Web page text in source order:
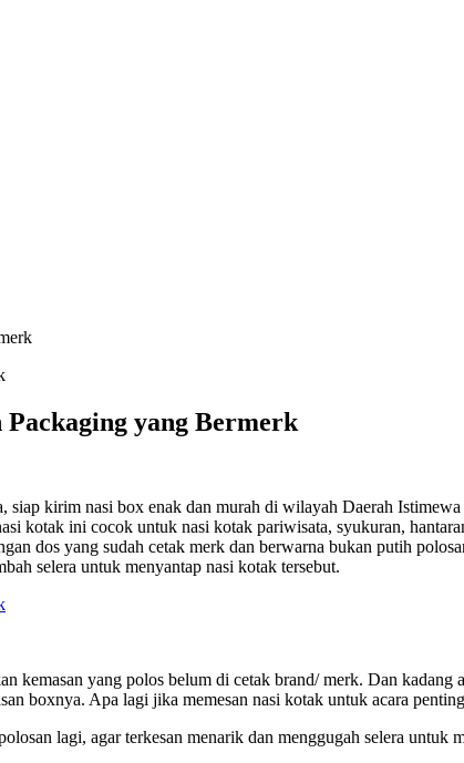
Packaging yang Bermerk
kirim nasi box enak dan murah di wilayah Daerah
kotak ini cocok untuk nasi kotak pariwisata, syukuran,
dos yang sudah cetak merk dan berwarna bukan putih
selera untuk menyantap nasi kotak tersebut.
kemasan yang polos belum di cetak brand/ merk. Dan kadang
boxnya. Apa lagi jika memesan nasi kotak untuk acara
lagi, agar terkesan menarik dan menggugah selera untuk